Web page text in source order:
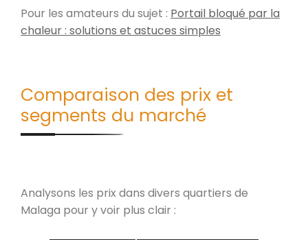
Pour les amateurs du sujet : Portail bloqué par la
chaleur : solutions et astuces simples
Comparaison des prix et
segments du marché
Analysons les prix dans divers quartiers de
Malaga pour y voir plus clair :